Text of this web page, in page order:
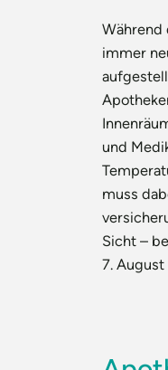
Während
immer
und
muss
Sicht –
7.